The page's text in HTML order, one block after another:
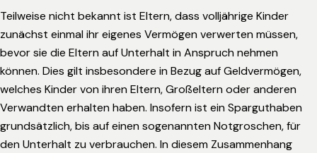
Teilweise nicht bekannt ist Eltern, dass volljährige Kinder
zunächst einmal ihr eigenes Vermögen verwerten müssen,
bevor sie die Eltern auf Unterhalt in Anspruch nehmen
können. Dies gilt insbesondere in Bezug auf Geldvermögen,
welches Kinder von ihren Eltern, Großeltern oder anderen
Verwandten erhalten haben. Insofern ist ein Sparguthaben
grundsätzlich, bis auf einen sogenannten Notgroschen, für
den Unterhalt zu verbrauchen. In diesem Zusammenhang